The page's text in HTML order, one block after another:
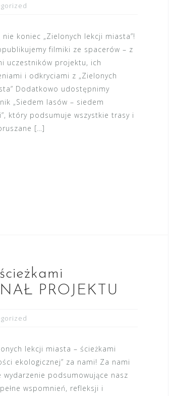
koniec „Zielonych lekcji miasta”!
filmiki ze spacerów – z
uczestników projektu, ich
i odkryciami z „Zielonych
Dodatkowo udostępnimy
„Siedem lasów – siedem
który podsumuje wszystkie trasy i
[…]
PROJEKTU
lekcji miasta – ścieżkami
ekologicznej” za nami! Za nami
wydarzenie podsumowujące nasz
wspomnień, refleksji i